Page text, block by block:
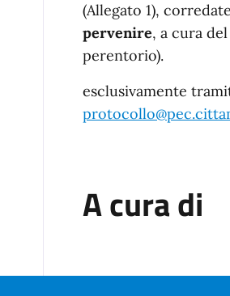
(Allegato 1),
pervenire, a cura
perentorio).
esclusivamente
A cura di